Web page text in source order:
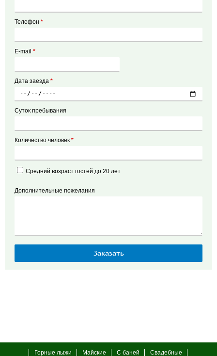
Телефон *
E-mail *
Дата заезда *
Суток пребывания
Количество человек *
Средний возраст гостей до 20 лет
Дополнительные пожелания
Горные лыжи Майские С баней Свадебные